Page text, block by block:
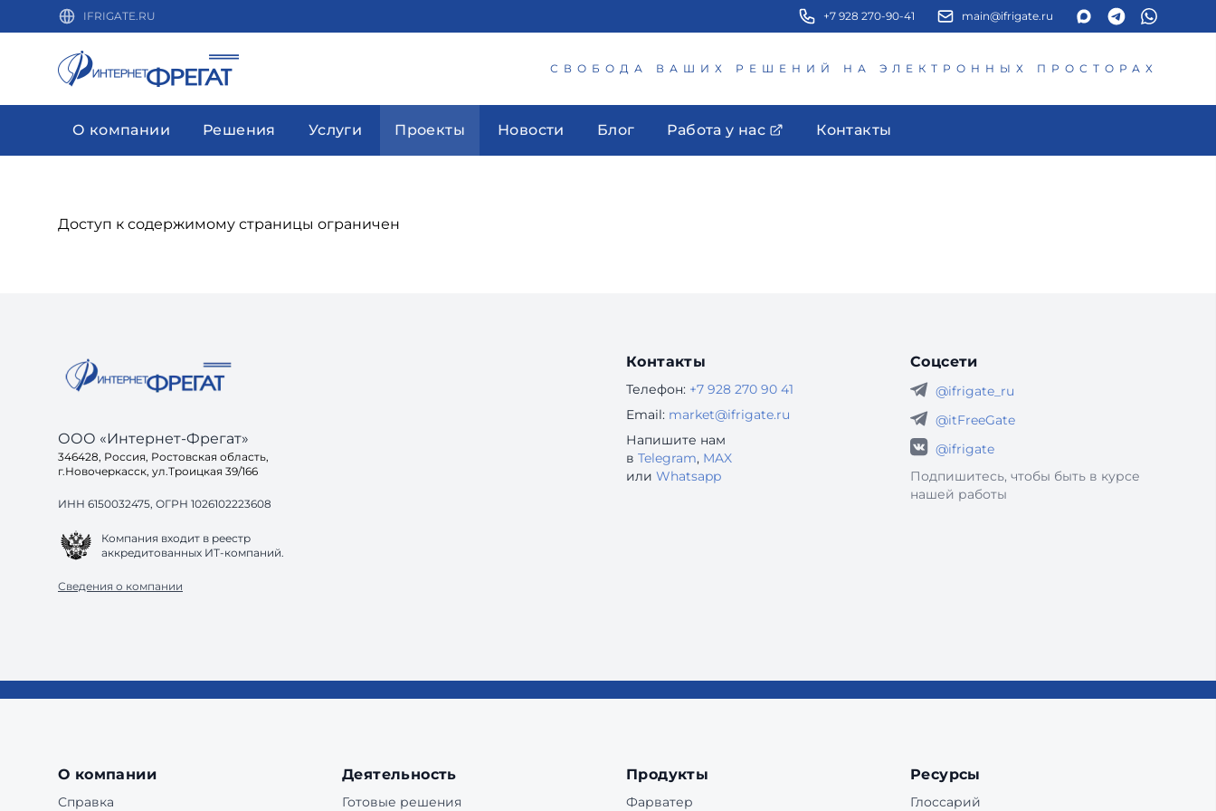
IFRIGATE.RU +7 928 270-90-41 main@ifrigate.ru
СВОБОДА ВАШИХ РЕШЕНИЙ НА ЭЛЕКТРОННЫХ ПРОСТОРАХ
О компании Решения Услуги Проекты Новости Блог Работа у нас Контакты
Доступ к содержимому страницы ограничен
ООО «Интернет-Фрегат»
346428, Россия, Ростовская область,
г.Новочеркасск, ул.Троицкая 39/166
ИНН 6150032475, ОГРН 1026102223608
Компания входит в реестр
аккредитованных ИТ-компаний.
Сведения о компании
Контакты
Телефон: +7 928 270 90 41
Email: market@ifrigate.ru
Напишите нам
в Telegram, MAX
или Whatsapp
Соцсети
@ifrigate_ru
@itFreeGate
@ifrigate
Подпишитесь, чтобы быть в курсе
нашей работы
О компании
Справка
Деятельность
Готовые решения
Продукты
Фарватер
Ресурсы
Глоссарий